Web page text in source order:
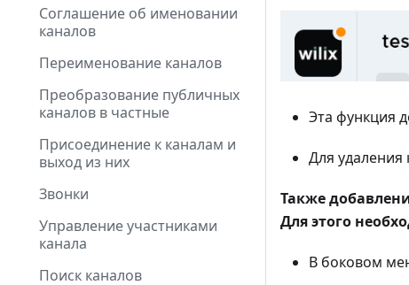
Соглашение об именовании
каналов
Переименование каналов
Преобразование публичных
каналов в частные
Присоединение к каналам и
выход из них
Звонки
Управление участниками
канала
Поиск каналов
Эта функция
Для удаления
Также
Для этого
В боковом